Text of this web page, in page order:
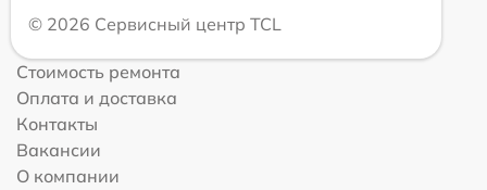
© 2026 Сервисный центр TCL
Стоимость ремонта
Оплата и доставка
Контакты
Вакансии
О компании